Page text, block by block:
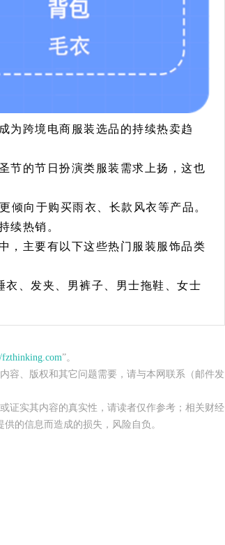
为跨境电商服装选品的持续热卖趋
节的节日扮演类服装需求上扬，这也
倾向于购买雨衣、长款风衣等产品。
续热销。
，主要有以下这些热门服装服饰品类
、发夹、男裤子、男士拖鞋、女士
fzthinking.com”。
容、版权和其它问题需要，请与本网联系（邮件发
证实其内容的真实性，请读者仅作参考；相关财经
的信息而造成的损失，风险自负。